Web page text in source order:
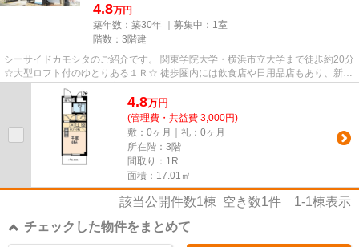
4.8万円
築年数：築30年 ｜募集中： 1室
階数：3階建
シーサイドカモシタのご紹介です。 関東学院大学・横浜市立大学まで徒歩約20分
☆大型ロフト付のゆとりある１Ｒ☆ 徒歩圏内には飲食店や日用品店もあり、新生
活スタートにおすすめの立地...
4.8万円
(管理費・共益費 3,000円)
敷：0ヶ月｜礼：0ヶ月
所在階：3階
間取り：1R
面積：17.01㎡
該当公開件数1棟 空き数1件 1-1棟表示
チェックした物件をまとめて